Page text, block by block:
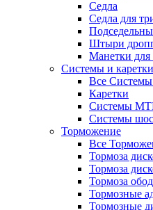
Седла
Седла для
Штыри
Манетки
Системы и каретки
Все Системы
Каретки
Системы
Системы
Торможение
Все
Тормоза
Тормоза
Тормоза
Тормозные
Тормозные